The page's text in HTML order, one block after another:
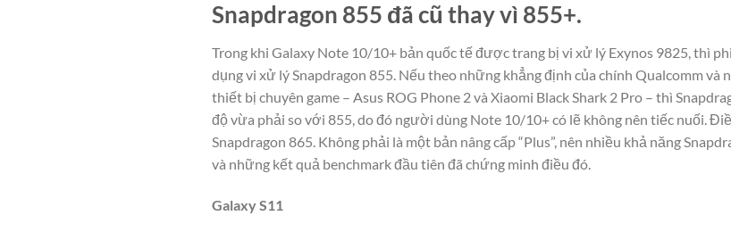
Snapdragon 855 đã cũ thay vì 855+.
Trong khi Galaxy Note 10/10+ bản quốc tế được trang bị vi xử lý Exynos 9825, thì
dụng vi xử lý Snapdragon 855. Nếu theo những khẳng định của chính Qualcomm và
thiết bị chuyên game – Asus ROG Phone 2 và Xiaomi Black Shark 2 Pro – thì
độ vừa phải so với 855, do đó người dùng Note 10/10+ có lẽ không nên tiếc nuối.
Snapdragon 865. Không phải là một bản nâng cấp “Plus”, nên nhiều khả năng
và những kết quả benchmark đầu tiên đã chứng minh điều đó.
Galaxy S11